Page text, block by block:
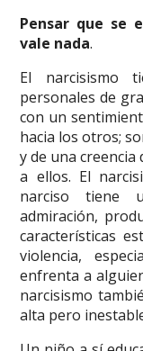
Pensar que se
vale nada.
El narcisismo
personales de
con un
hacia los otros;
y de una
a ellos. El
narciso tiene
admiración,
características
violencia,
enfrenta a
narcisismo
alta pero